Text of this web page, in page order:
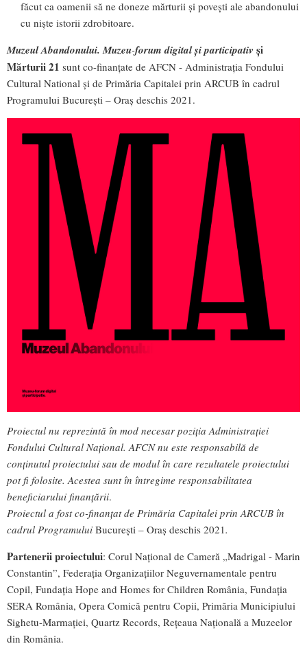
făcut ca oamenii să ne doneze mărturii și povești ale abandonului
cu niște istorii zdrobitoare.
Muzeul Abandonului. Muzeu-forum digital și participativ și
Mărturii 21 sunt co-finanțate de AFCN - Administrația Fondului
Cultural National și de Primăria Capitalei prin ARCUB în cadrul
Programului București – Oraș deschis 2021.
Proiectul nu reprezintă în mod necesar poziția Administrației
Fondului Cultural Național. AFCN nu este responsabilă de
conținutul proiectului sau de modul în care rezultatele proiectului
pot fi folosite. Acestea sunt în întregime responsabilitatea
beneficiarului finanțării.
Proiectul a fost co-finanțat de Primăria Capitalei prin ARCUB în
cadrul Programului București – Oraș deschis 2021.
Partenerii proiectului: Corul Național de Cameră „Madrigal - Marin
Constantin”, Federația Organizațiilor Neguvernamentale pentru
Copil, Fundația Hope and Homes for Children România, Fundația
SERA România, Opera Comică pentru Copii, Primăria Municipiului
Sighetu-Marmației, Quartz Records, Rețeaua Națională a Muzeelor
din România.